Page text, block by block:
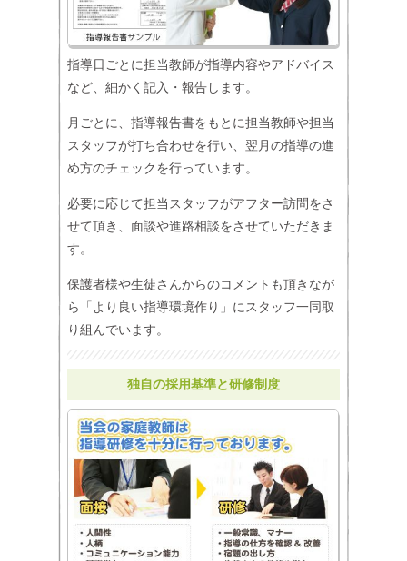
指導日ごとに担当教師が指導内容やアドバイス
など、細かく記入・報告します。
月ごとに、指導報告書をもとに担当教師や担当
スタッフが打ち合わせを行い、翌月の指導の進
め方のチェックを行っています。
必要に応じて担当スタッフがアフター訪問をさ
せて頂き、面談や進路相談をさせていただきま
す。
保護者様や生徒さんからのコメントも頂きなが
ら「より良い指導環境作り」にスタッフ一同取
り組んでいます。
独自の採用基準と研修制度